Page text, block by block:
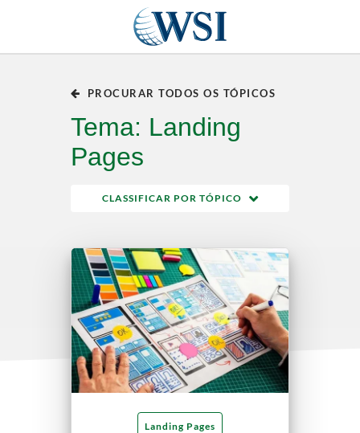
PROCURAR TODOS OS TÓPICOS
Tema: Landing
Pages
CLASSIFICAR POR TÓPICO
Landing Pages